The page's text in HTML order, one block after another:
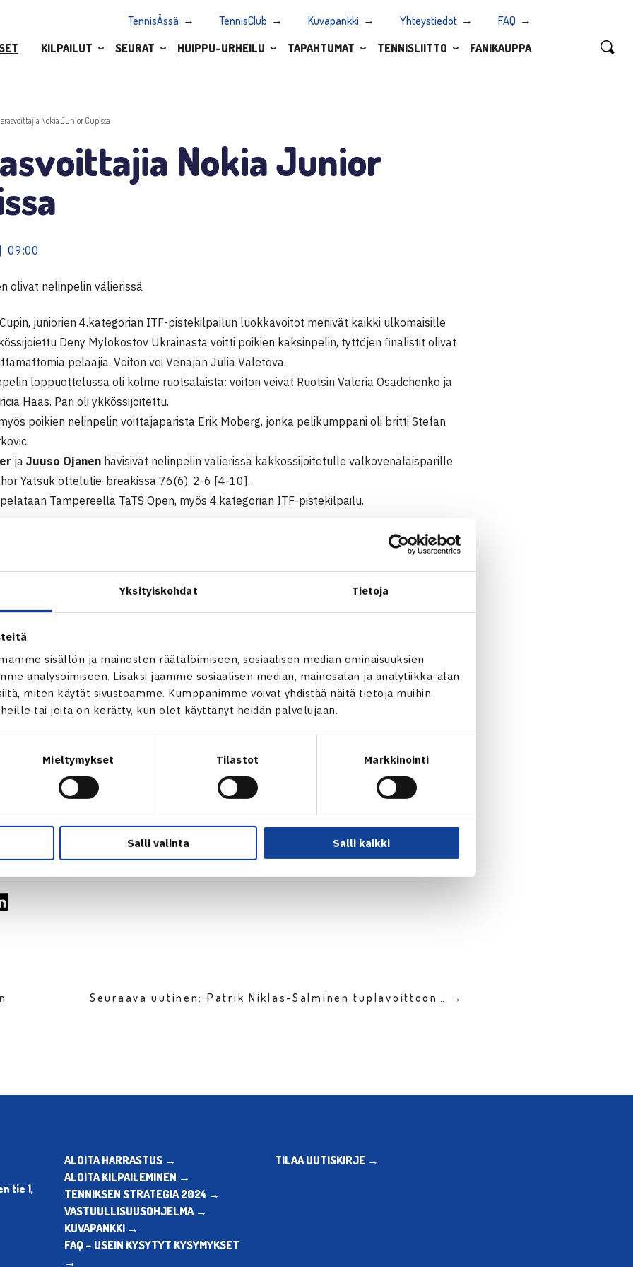
Yksityiskohdat Tietoja
sisällön ja mainosten räätälöimiseen, sosiaalisen median ominaisuuksien
analysoimiseen. Lisäksi jaamme sosiaalisen median, mainosalan ja analytiikka-alan
miten käytät sivustoamme. Kumppanimme voivat yhdistää näitä tietoja muihin
tai joita on kerätty, kun olet käyttänyt heidän palvelujaan.
Mieltymykset Tilastot Markkinointi
Salli valinta Salli kaikki
TennisÄssä TennisClub Kuvapankki Yhteystiedot
FAQ
KILPAILUT SEURAT HUIPPU-URHEILU TAPAHTUMAT TENNISLIITTO FANIKAUPPA
Nokia Junior Cupissa
Nokia Junior
09:00
olivat nelinpelin välierissä
juniorien 4.kategorian ITF-pistekilpailun luokkavoitot menivät kaikki ulkomaisille
Deny Mylokostov Ukrainasta voitti poikien kaksinpelin, tyttöjen finalistit olivat
pelaajia. Voiton vei Venäjän Julia Valetova.
loppuottelussa oli kolme ruotsalaista: voiton veivät Ruotsin Valeria Osadchenko ja
Haas. Pari oli ykkössijoitettu.
poikien nelinpelin voittajaparista Erik Moberg, jonka pelikumppani oli britti Stefan
ja Juuso Ojanen hävisivät nelinpelin välierissä kakkossijoitetulle valkovenäläisparille
Yatsuk ottelutie-breakissa 76(6), 2-6 [4-10].
Tampereella TaTS Open, myös 4.kategorian ITF-pistekilpailu.
Ukraina (1.) – Stefan Sterland-Markovic Britannia (4.) 64 75
Venäjä – Marija Milutinovic Ruotsi 64 62
Stefan Sterland-Markovic Britannia (3.) – Pavel Filin/Yahor Yatsuk Valko-Venäjä (2.)
Valeria Osadchenko Ruotsi (1.) – Marija Milutinovic/Branda Njuki Ruotsi (2.) 64
Cup
Seuraava uutinen: Patrik Niklas-Salminen tuplavoittoon… →
tie 1,
ALOITA HARRASTUS →
ALOITA KILPAILEMINEN →
TENNIKSEN STRATEGIA 2024 →
VASTUULLISUUSOHJELMA →
KUVAPANKKI →
FAQ – USEIN KYSYTYT KYSYMYKSET
→
TILAA UUTISKIRJE →